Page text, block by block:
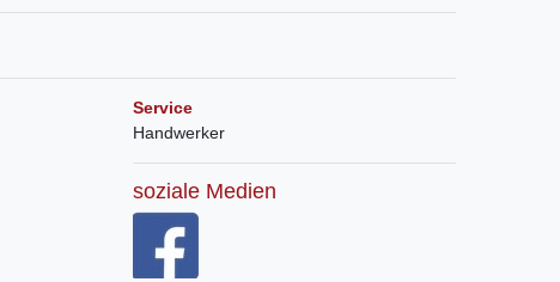
Service
Handwerker
soziale Medien